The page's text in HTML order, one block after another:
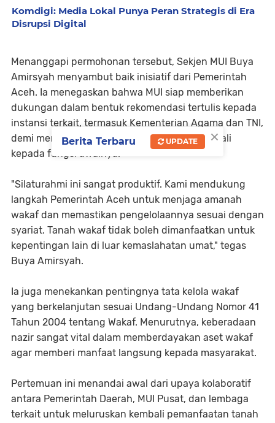
Komdigi: Media Lokal Punya Peran Strategis di Era
Disrupsi Digital
Menanggapi permohonan tersebut, Sekjen MUI Buya
Amirsyah menyambut baik inisiatif dari Pemerintah
Aceh. Ia menegaskan bahwa MUI siap memberikan
dukungan dalam bentuk rekomendasi tertulis kepada
instansi terkait, termasuk Kementerian Agama dan TNI,
demi memastikan tanah wakaf tersebut kembali
kepada fungsi awalnya.
"Silaturahmi ini sangat produktif. Kami mendukung
langkah Pemerintah Aceh untuk menjaga amanah
wakaf dan memastikan pengelolaannya sesuai dengan
syariat. Tanah wakaf tidak boleh dimanfaatkan untuk
kepentingan lain di luar kemaslahatan umat," tegas
Buya Amirsyah.
Ia juga menekankan pentingnya tata kelola wakaf
yang berkelanjutan sesuai Undang-Undang Nomor 41
Tahun 2004 tentang Wakaf. Menurutnya, keberadaan
nazir sangat vital dalam memberdayakan aset wakaf
agar memberi manfaat langsung kepada masyarakat.
Pertemuan ini menandai awal dari upaya kolaboratif
antara Pemerintah Daerah, MUI Pusat, dan lembaga
terkait untuk meluruskan kembali pemanfaatan tanah
×
Berita Terbaru UPDATE